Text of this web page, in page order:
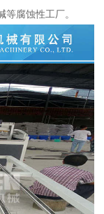
腐蚀性工厂。